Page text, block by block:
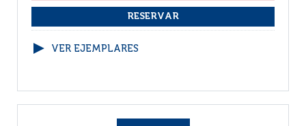
VER EJEMPLARES